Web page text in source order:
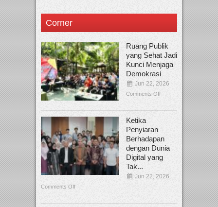
Corner
Ruang Publik
yang Sehat Jadi
Kunci Menjaga
Demokrasi
Jun 22, 2026
Comments Off
Ketika
Penyiaran
Berhadapan
dengan Dunia
Digital yang
Tak...
Jun 22, 2026
Comments Off